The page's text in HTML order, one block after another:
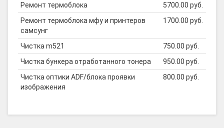
Ремонт термоблока
5700.00 руб.
Ремонт термоблока мфу и принтеров
самсунг
1700.00 руб.
Чистка m521
750.00 руб.
Чистка бункера отработанного тонера
950.00 руб.
Чистка оптики ADF/блока проявки
изображения
800.00 руб.